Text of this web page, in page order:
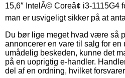
15,6″ IntelÂ© Coreâ¢ i3-1115G4
man er usvigeligt sikker på at
Du bør lige meget hvad være så
annoncerer en vare til salg for
umådelig beskeden, kunne det
på en uoprigtig e-handler.
del af en ordning, hvilket